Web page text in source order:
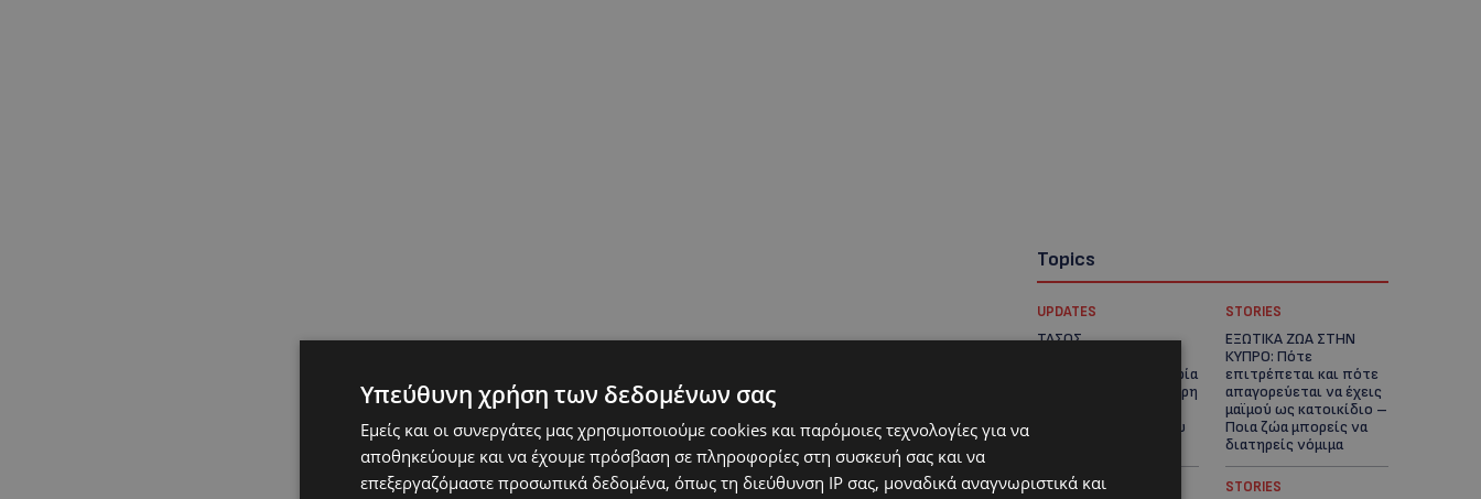
Topics
UPDATES
ΤΑΣΟΣ
συγκλονιστική ιστορία
του 12χρονου Δημήτρη
12.500 ευρώ που του
STORIES
ΕΞΩΤΙΚΑ ΖΩΑ ΣΤΗΝ
ΚΥΠΡΟ: Πότε
επιτρέπεται και πότε
απαγορεύεται να έχεις
μαϊμού ως κατοικίδιο –
Ποια ζώα μπορείς να
διατηρείς νόμιμα
UPDATES STORIES
Υπεύθυνη χρήση των δεδομένων σας
Εμείς και οι συνεργάτες μας χρησιμοποιούμε cookies και παρόμοιες τεχνολογίες για να
αποθηκεύουμε και να έχουμε πρόσβαση σε πληροφορίες στη συσκευή σας και να
επεξεργαζόμαστε προσωπικά δεδομένα, όπως τη διεύθυνση IP σας, μοναδικά αναγνωριστικά και